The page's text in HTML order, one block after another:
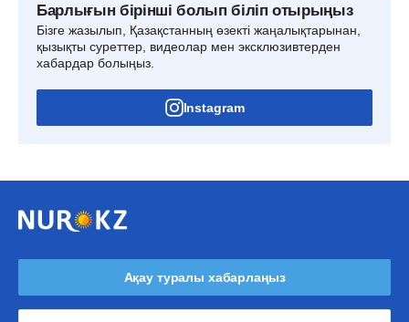
Барлығын бірінші болып біліп отырыңыз
Бізге жазылып, Қазақстанның өзекті жаңалықтарынан,
қызықты суреттер, видеолар мен эксклюзивтерден
хабардар болыңыз.
Instagram
Ақау туралы хабарлаңыз